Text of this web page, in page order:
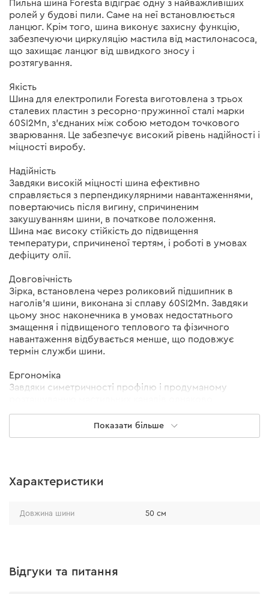
Пильна шина Foresta відіграє одну з найважливіших
ролей у будові пили. Саме на неї встановлюється
ланцюг. Крім того, шина виконує захисну функцію,
забезпечуючи циркуляцію мастила від мастилонасоса,
що захищає ланцюг від швидкого зносу і
розтягування.
Якість
Шина для електропили Foresta виготовлена з трьох
сталевих пластин з ресорно-пружинної сталі марки
60SI2Mn, з'єднаних між собою методом точкового
зварювання. Це забезпечує високий рівень надійності і
міцності виробу.
Надійність
Завдяки високій міцності шина ефективно
справляється з перпендикулярними навантаженнями,
повертаючись після вигину, спричиненим
закушуванням шини, в початкове положення.
Шина має високу стійкість до підвищення
температури, спричиненої тертям, і роботі в умовах
дефіциту олії.
Довговічність
Зірка, встановлена через роликовий підшипник в
наголів'я шини, виконана зі сплаву 60SI2Mn. Завдяки
цьому знос наконечника в умовах недостатнього
змащення і підвищеного теплового та фізичного
навантаження відбувається менше, що подовжує
термін служби шини.
Ергономіка
Завдяки симетричності профілю і продуманому
сторони шини. Це знижує знос, подовжуючи термін
служби виробу.
Показати більше
Характеристики
Довжина шини 50 см
Відгуки та питання